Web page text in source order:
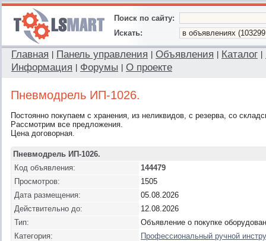
Поиск по сайту:
Искать:
Главная Панель управления Объявления Каталог
Информация
Форумы О проекте
Пневмодрель ИП-1026.
Постоянно покупаем с хранения, из неликвидов, с резерва, со
Рассмотрим все предложения.
Цена договорная.
Пневмодрель ИП-1026.
Код объявления:
144479
Просмотров:
1505
Дата размещения:
05.08.2026
Действительно до:
12.08.2026
Тип:
Объявление о покупке
Категория:
Профессиональный ручной